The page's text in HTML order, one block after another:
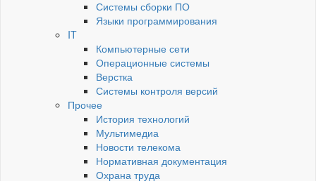
Системы сборки ПО
Языки программирования
IT
Компьютерные сети
Операционные системы
Верстка
Системы контроля версий
Прочее
История технологий
Мультимедиа
Новости телекома
Нормативная документация
Охрана труда